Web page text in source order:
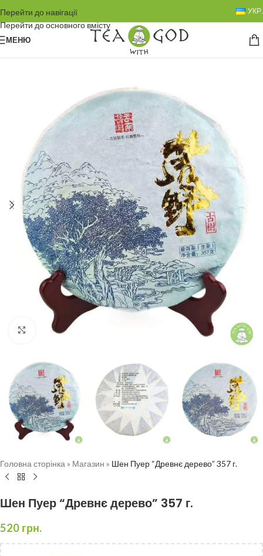
Перейти до навігації
Перейти до основного вмісту
УКР.
МЕНЮ
Натисніть, щоб збільшити
Головна сторінка » Магазин » Шен Пуер “Древнє дерево” 357 г.
Шен Пуер “Древнє дерево” 357 г.
520 грн.